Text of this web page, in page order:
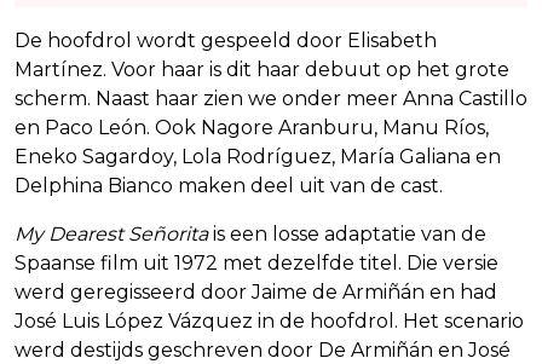
De hoofdrol wordt gespeeld door Elisabeth
Martínez. Voor haar is dit haar debuut op het grote
scherm. Naast haar zien we onder meer Anna Castillo
en Paco León. Ook Nagore Aranburu, Manu Ríos,
Eneko Sagardoy, Lola Rodríguez, María Galiana en
Delphina Bianco maken deel uit van de cast.
My Dearest Señoritais een losse adaptatie van de
Spaanse film uit 1972 met dezelfde titel. Die versie
werd geregisseerd door Jaime de Armiñán en had
José Luis López Vázquez in de hoofdrol. Het scenario
werd destijds geschreven door De Armiñán en José